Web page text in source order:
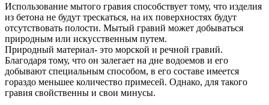
Использование мытого гравия способствует тому, что изделия
из бетона не будут трескаться, на их поверхностях будут
отсутствовать полости. Мытый гравий может добываться
природным или искусственным путем.
Природный материал- это морской и речной гравий.
Благодаря тому, что он залегает на дне водоемов и его
добывают специальным способом, в его составе имеется
гораздо меньшее количество примесей. Однако, для такого
гравия свойственны и свои минусы.